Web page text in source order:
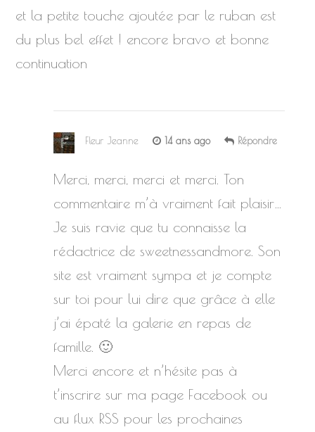
et la petite touche ajoutée par le ruban est
du plus bel effet ! encore bravo et bonne
continuation
Fleur Jeanne 14 ans ago Répondre
Merci, merci, merci et merci. Ton
commentaire m’à vraiment fait plaisir…
Je suis ravie que tu connaisse la
rédactrice de sweetnessandmore. Son
site est vraiment sympa et je compte
sur toi pour lui dire que grâce à elle
j’ai épaté la galerie en repas de
famille. 🙂
Merci encore et n’hésite pas à
t’inscrire sur ma page Facebook ou
au flux RSS pour les prochaines